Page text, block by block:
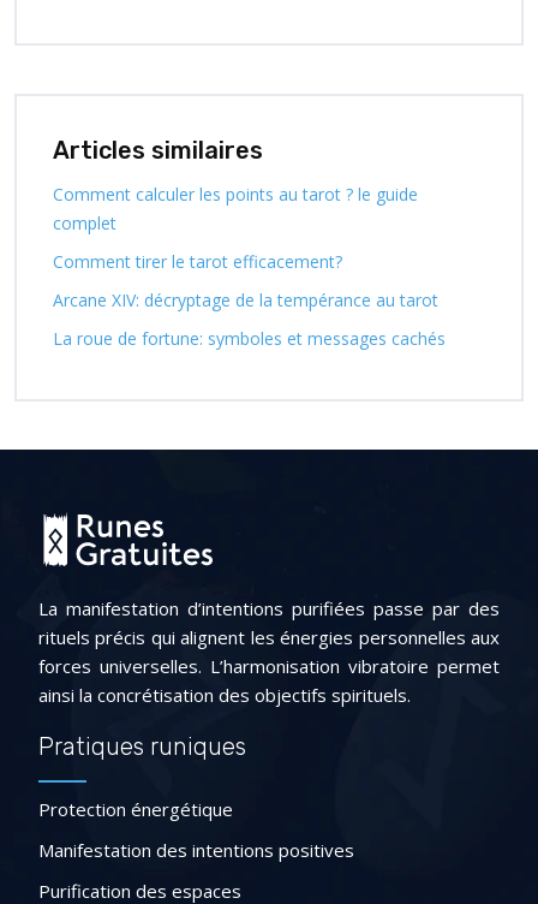
Articles similaires
Comment calculer les points au tarot ? le guide
complet
Comment tirer le tarot efficacement?
Arcane XIV: décryptage de la tempérance au tarot
La roue de fortune: symboles et messages cachés
La manifestation d’intentions purifiées passe par des
rituels précis qui alignent les énergies personnelles aux
forces universelles. L’harmonisation vibratoire permet
ainsi la concrétisation des objectifs spirituels.
Pratiques runiques
Protection énergétique
Manifestation des intentions positives
Purification des espaces